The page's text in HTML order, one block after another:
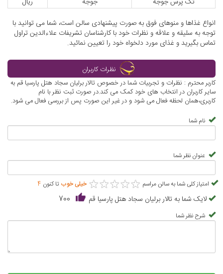
انواع غذاها و منوهای فوق به صورت پیشنهادی سالن است، شما می توانید با
توجه به سلیقه و علاقه و نظرات خود با کارشناسان تشریفات علاءالدین تراول
تماس بگیرید و غذای مورد دلخواه خود را تعیین نمائید.
نظرات کاربران
کاربر محترم : نظرات و تجربیات شما در خصوص تالار برلیان سجاد هتل پارسیا قم به
سایر کاربران در انتخاب های خود کمک می کند.در صورت ثبت نظر با نام
کاربری،همان لحظه فعال می شود و در غیر این صورت پس از بررسی فعال می شود.
نام شما
عنوان نظر شما
امتیاز کلی شما به سالن مراسم ★★★★★
★★★★★ خیلی خوب تا کنون 4
لایک شما به تالار برلیان سجاد هتل پارسیا قم 700
شرح نظر شما